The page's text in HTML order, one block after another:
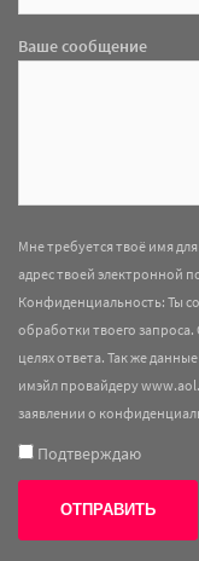
Ваше сообщение
Мне требуется твоё имя
адрес твоей электронной
Конфиденциальность: Ты
обработки твоего
целях ответа. Так же
имэйл провайдеру
заявлении о
Подтверждаю